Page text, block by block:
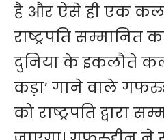
है और ऐसे ही एक
राष्ट्रपति सम्मानित
दुनिया के इकलौते
कड़ा’ गाने वाले
को राष्ट्रपति द्वारा